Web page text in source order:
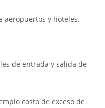
aeropuertos y hoteles.
de entrada y salida de
costo de exceso de